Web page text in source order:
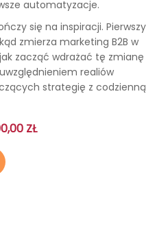
automatyzacje.
się na inspiracji. Pierwszy
zmierza marketing B2B w
zacząć wdrażać tę zmianę
realiów
strategię z codzienną
ZŁ